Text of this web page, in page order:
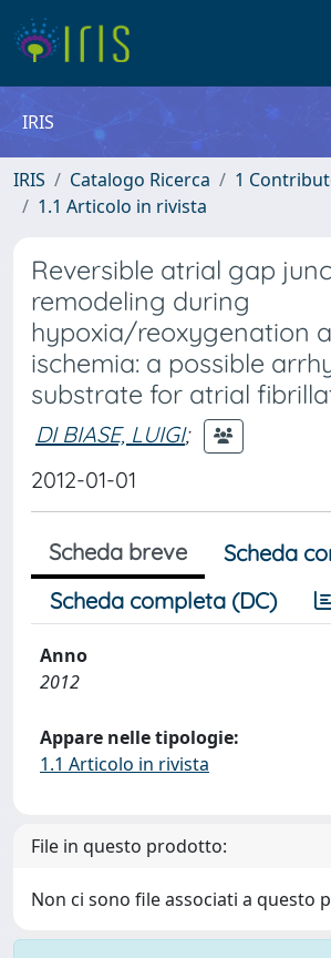
IRIS
IRIS Catalogo Ricerca
1
1.1 Articolo in rivista
Reversible atrial gap
remodeling during
hypoxia/reoxygenation
ischemia: a possible
substrate for atrial
DI BIASE, LUIGI;
2012-01-01
Scheda breve
Scheda
Scheda completa (DC)
Anno
2012
Appare nelle tipologie:
1.1 Articolo in rivista
File in questo prodotto:
Non ci sono file associati a questo